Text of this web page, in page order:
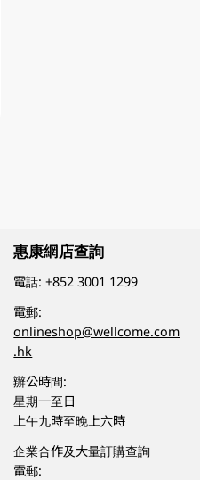
惠康網店查詢
電話:+852 3001 1299
電郵:
onlineshop@wellcome.com
.hk
辦公時間:
星期一至日
上午九時至晚上六時
企業合作及大量訂購查詢
電郵: